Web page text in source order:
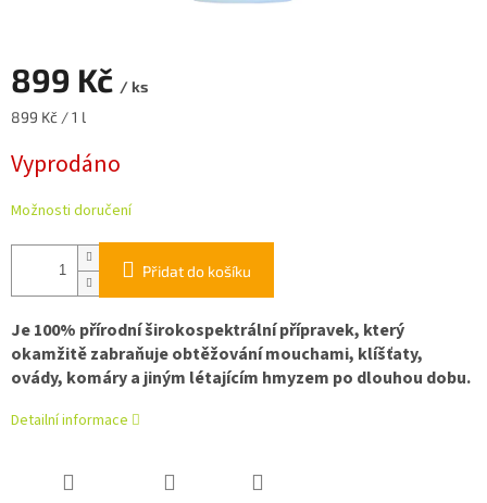
899 Kč / ks
Měrná
899 Kč / 1 l
Vyprodáno
Možnosti doručení
Přidat do košíku
Je 100% přírodní širokospektrální přípravek, který
okamžitě zabraňuje obtěžování mouchami, klíšťaty,
ovády, komáry a jiným létajícím hmyzem po dlouhou dobu.
Detailní informace